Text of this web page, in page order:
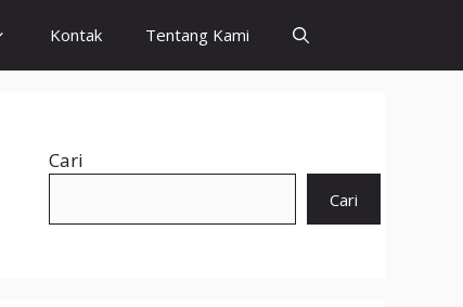
Kontak Tentang Kami
Cari
Cari